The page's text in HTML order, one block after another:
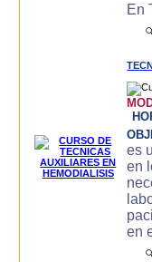
En
es
en
en